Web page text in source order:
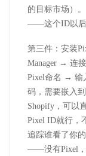
的目标市场）
——这个ID以
第三件：安装
Manager → 连
Pixel命名 → 输
码，需要嵌入
Shopify ，可以
Pixel ID就行，
追踪谁看了你
——没有Pixel